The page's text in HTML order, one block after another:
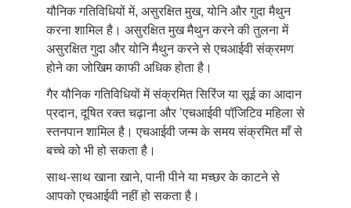
यौनिक गतिविधियों में, असुरक्षित मुख, योनि और गुदा मैथुन
करना शामिल है। असुरक्षित मुख मैथुन करने की तुलना में
असुरक्षित गुदा और योनि मैथुन करने से एचआईवी संक्रमण
होने का जोखिम काफी अधिक होता है।
गैर यौनिक गतिविधियों में संक्रमित सिरिंज या सूई का आदान
प्रदान, दूषित रक्त चढ़ाना और ’एचआईवी पॉजि़टिव महिला से
स्तनपान शामिल है। एचआईवी जन्म के समय संक्रमित माँ से
बच्चे को भी हो सकता है।
साथ-साथ खाना खाने, पानी पीने या मच्छर के काटने से
आपको एचआईवी नहीं हो सकता है।